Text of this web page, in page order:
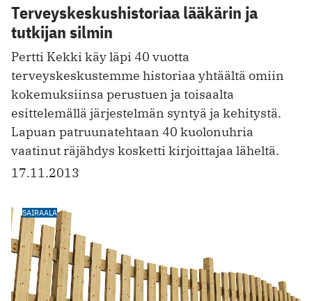
Terveyskeskushistoriaa lääkärin ja
tutkijan silmin
Pertti Kekki käy läpi 40 vuotta
terveyskeskustemme historiaa yhtäältä omiin
kokemuksiinsa perustuen ja toisaalta
esittelemällä järjestelmän syntyä ja kehitystä.
Lapuan patruunatehtaan 40 kuolonuhria
vaatinut räjähdys kosketti kirjoittajaa läheltä.
17.11.2013
SAIRAALA